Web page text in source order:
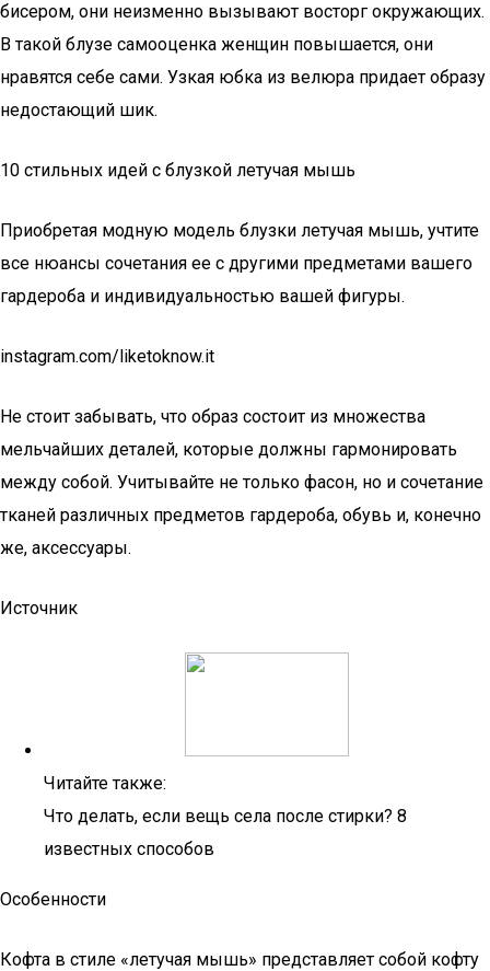
бисером, они неизменно вызывают восторг окружающих.
В такой блузе самооценка женщин повышается, они
нравятся себе сами. Узкая юбка из велюра придает образу
недостающий шик.
10 стильных идей с блузкой летучая мышь
Приобретая модную модель блузки летучая мышь, учтите
все нюансы сочетания ее с другими предметами вашего
гардероба и индивидуальностью вашей фигуры.
instagram.com/liketoknow.it
Не стоит забывать, что образ состоит из множества
мельчайших деталей, которые должны гармонировать
между собой. Учитывайте не только фасон, но и сочетание
тканей различных предметов гардероба, обувь и, конечно
же, аксессуары.
Источник
Читайте также:
Что делать, если вещь села после стирки? 8
известных способов
Особенности
Кофта в стиле «летучая мышь» представляет собой кофту